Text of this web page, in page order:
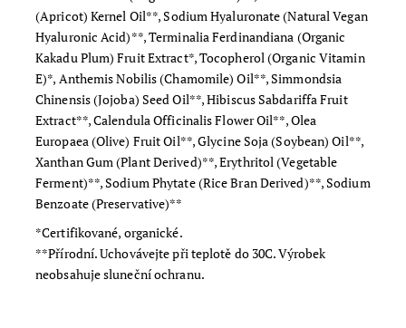
(Apricot) Kernel Oil**, Sodium Hyaluronate (Natural Vegan
Hyaluronic Acid)**, Terminalia Ferdinandiana (Organic
Kakadu Plum) Fruit Extract*, Tocopherol (Organic Vitamin
E)*, Anthemis Nobilis (Chamomile) Oil**, Simmondsia
Chinensis (Jojoba) Seed Oil**, Hibiscus Sabdariffa Fruit
Extract**, Calendula Officinalis Flower Oil**, Olea
Europaea (Olive) Fruit Oil**, Glycine Soja (Soybean) Oil**,
Xanthan Gum (Plant Derived)**, Erythritol (Vegetable
Ferment)**, Sodium Phytate (Rice Bran Derived)**, Sodium
Benzoate (Preservative)**
*Certifikované, organické.
**Přírodní. Uchovávejte při teplotě do 30C. Výrobek
neobsahuje sluneční ochranu.